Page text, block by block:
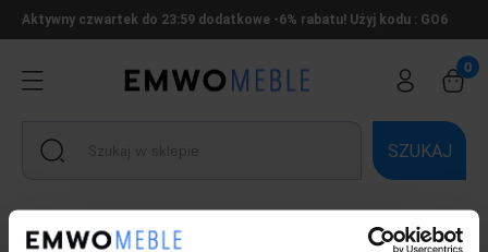
Aktywny czwartek do 23:59 dodatkowe -6% rabatu! Użyj kodu : GO6
SZUKAJ
Ten produkt jest niedostępny.